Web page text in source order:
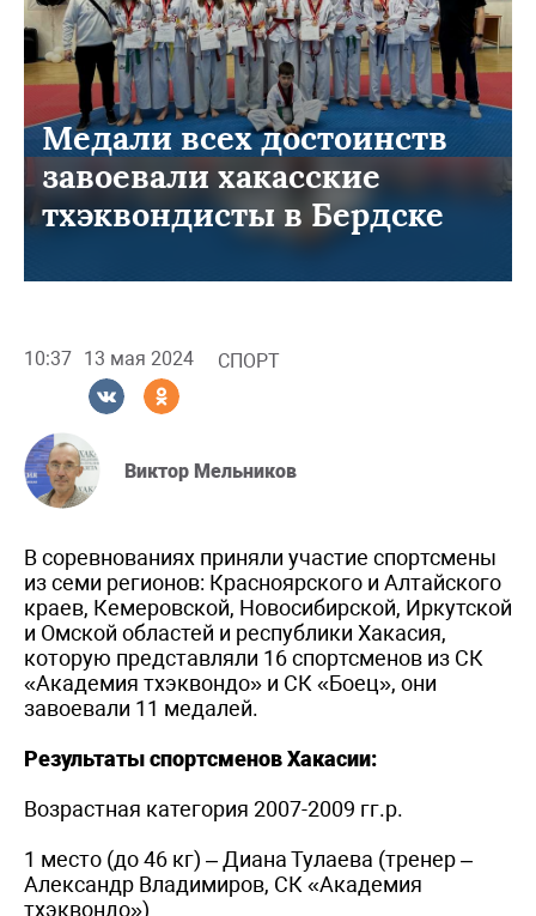
Медали всех достоинств
завоевали хакасские
тхэквондисты в Бердске
10:37 13 мая 2024 СПОРТ
Виктор Мельников
В соревнованиях приняли участие спортсмены
из семи регионов: Красноярского и Алтайского
краев, Кемеровской, Новосибирской, Иркутской
и Омской областей и республики Хакасия,
которую представляли 16 спортсменов из СК
«Академия тхэквондо» и СК «Боец», они
завоевали 11 медалей.
Результаты спортсменов Хакасии:
Возрастная категория 2007-2009 гг.р.
1 место (до 46 кг) – Диана Тулаева (тренер –
Александр Владимиров, СК «Академия
тхэквондо»)